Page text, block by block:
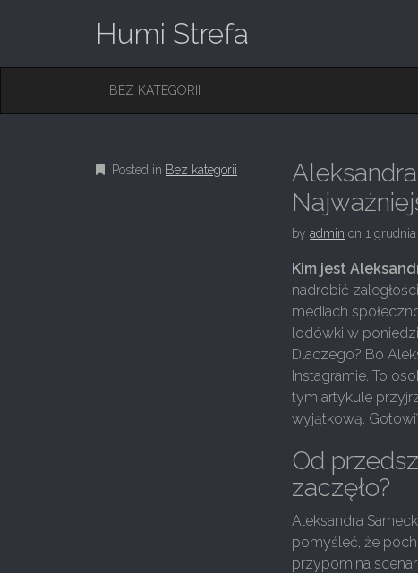
Humi Strefa
M
M
C
BEZ KATEGORII
Posted in Bez kategorii
byadmin on 1
Kim jest
nadrobić
mediach
lodówki w
Dlaczego? Bo
Instagramie. To
tym artykule
wyjątkową.
Od
zaczęło?
Aleksandra
pomyśleć, że
przypomina